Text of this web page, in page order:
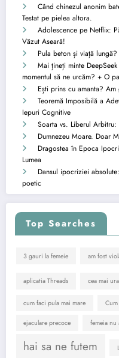
Când chinezul anonim
Testat pe pielea altora.
Adolescence pe Netflix:
Văzut Aseară!
Pula beton și viață
Mai țineți minte
momentul să ne urcăm? + O
Ești prins cu amanta?
Teoremă Imposibilă a
Iepuri Cognitive
Soarta vs. Liberul
Dumnezeu Moare. Doar
Dragostea în Epoca
Lumea
Dansul ipocriziei
poetic
Top Searches
3 gauri la femeie am fost
aplicatia Threads cea mai
cum faci pula mai mare
ejaculare precoce femeia nu
hai sa ne futem